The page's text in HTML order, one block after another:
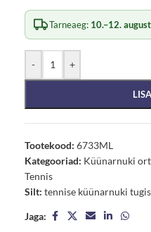
Tarneaeg: 10.–12. august
- +
Tootekood: 6733ML
Kategooriad: Küünarnuki
Tennis
Silt: tennise küünarnuki
Jaga: